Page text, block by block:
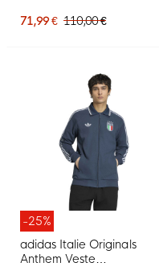
71,99 € 110,00 €
-25%
adidas Italie Originals
Anthem Veste